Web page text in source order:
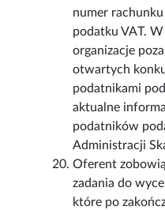
numer
podatku VAT.
organizacje
otwartych
podatnikami
aktualne
podatników
Administracji
Oferent
zadania do
które po